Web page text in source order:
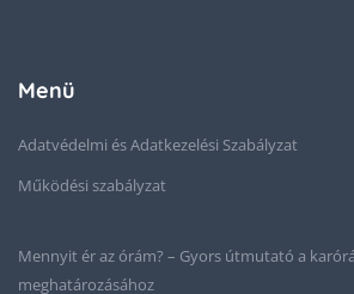
Menü
Adatvédelmi és Adatkezelési Szabályzat
Működési szabályzat
Mennyit ér az órám? – Gyors útmutató a
meghatározásához